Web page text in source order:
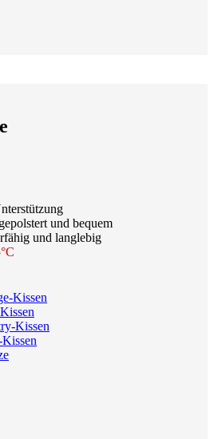
und bequem
und langlebig